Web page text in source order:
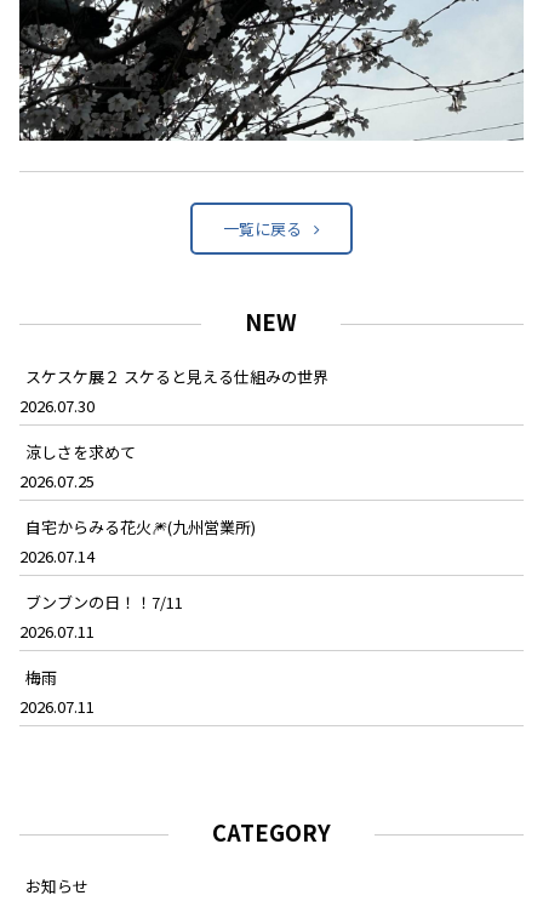
一覧に戻る
NEW
スケスケ展２ スケると見える仕組みの世界
2026.07.30
涼しさを求めて
2026.07.25
自宅からみる花火🎆(九州営業所)
2026.07.14
ブンブンの日！！7/11
2026.07.11
梅雨
2026.07.11
CATEGORY
お知らせ